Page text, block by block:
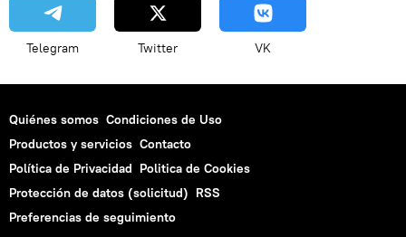
Telegram Twitter VK
Quiénes somos Condiciones de Uso
Productos y servicios Contacto
Política de Privacidad Politica de Cookies
Protección de datos (solicitud) RSS
Preferencias de seguimiento